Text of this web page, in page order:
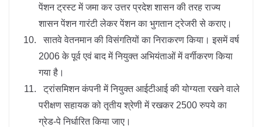
पेंशन ट्रस्ट में जमा कर उत्तर प्रदेश शासन की तरह राज्य
शासन पेंशन गारंटी लेकर पेंशन का भुगतान ट्रेजरी से कराए।
सातवे वेतनमान की विसंगतियों का निराकरण किया। इसमें वर्ष
2006 के पूर्व एवं बाद में नियुक्त अभियंताओं में वर्गीकरण किया
गया है।
ट्रांसमिशन कंपनी में नियुक्त आईटीआई की योग्यता रखने वाले
परीक्षण सहायक को तृतीय श्रेणी में रखकर 2500 रुपये का
ग्रेड-पे निर्धारित किया जाए।